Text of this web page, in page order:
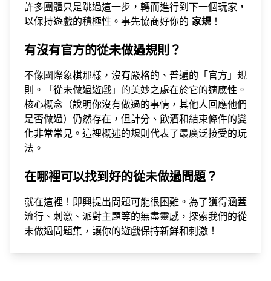
許多團體只是跳過這一步，轉而進行到下一個玩家，
以保持遊戲的積極性。事先協商好你的 家規 ！
有沒有官方的從未做過規則？
不像國際象棋那樣，沒有嚴格的、普遍的「官方」規
則。「從未做過遊戲」的美妙之處在於它的適應性。
核心概念（說明你沒有做過的事情，其他人回應他們
是否做過）仍然存在，但計分、飲酒和結束條件的變
化非常常見。這裡概述的規則代表了最廣泛接受的玩
法。
在哪裡可以找到好的從未做過問題？
就在這裡！即興提出問題可能很困難。為了獲得涵蓋
流行、刺激、派對主題等的無盡靈感， 探索我們的從
未做過問題集 ，讓你的遊戲保持新鮮和刺激！